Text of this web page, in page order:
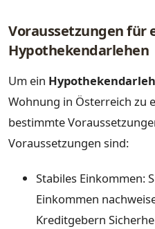
Voraussetzungen für
Hypothekendarlehen
Um ein
Wohnung in Österreich zu
bestimmte
Voraussetzungen sind:
Stabiles Einkommen:
Einkommen
Kreditgebern